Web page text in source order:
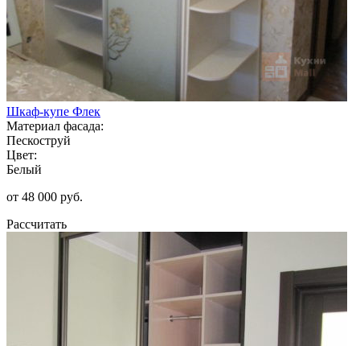
Шкаф-купе Флек
Материал фасада:
Пескоструй
Цвет:
Белый
от 48 000 руб.
Рассчитать